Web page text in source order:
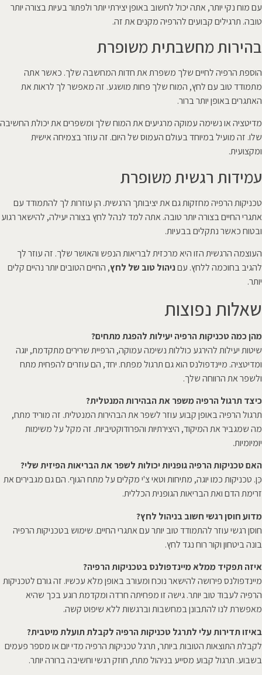
עם מוח נקי יותר, אתה יכול לחשוב באופן יצירתי יותר ולפתור בעיות בצורה יותר
טובה. תרגילים קבועים להרפיה מקנים את זה.
בהירות מחשבתית משופרת
הוספת הרפיה לחיים שלך משפרת את חדות המחשבה שלך. כאשר אתה
מתמודד טוב עם לחץ, המוח שלך פחות מושגע. זה מאפשר לך לראות את
האתגרים באופן יותר ברור.
מדיטציה או נשימה עמוקה מרגיעים את המוח שלך ומשפרים את יכולת החשיבה
שלו. זה מועיל במיוחד בעולם העמוס של היום. זה עוזר בצמיחה אישית
ומקצועית.
עמידות רגשית משופרת
טכניקות הרפיה מחזקות גם את יציבותך הרגשית. הן עוזרות לך להתמודד עם
אתגרי החיים בצורה יותר טובה. אתה למד לנהל לחץ בצורה יעילה, להישאר רגוע
ובטוח כאשר נתקלים בבעיות.
העוצמה הרגשית הזו היא מרכזית לבריאות הנפש והאושר שלך. זה עוזר לך
להגיב בחוכמה ללחץ. עםניהול טוב של לחץ, החיים הטובים יותר נהיים קלים
יותר.
שאלות נפוצות
מהן כמה טכניקות הרפיה יעילות להפגת מתחים?
שיטות יעילות להירגע כוללות נשימה עמוקה, הרפיית שרירים מתקדמת, יוגה
ומדיטציה. מיינדפולנס הוא גם תרגול מפתח. יחד, הם עוזרים להפחית מתח
ולשפר את הרווחה שלך.
כיצד תרגול הרפיה משפר את הבהירות המנטלית?
תרגול הרפיה באופן קבוע עוזר לשפר את הבהירות המנטלית. זה מוריד מתח,
מה שמגביר את המיקוד, היצירתיות והפרודוקטיביות. זה מקל על משימות
יומיומיות.
האם טכניקות הרפיה גופניות יכולות לשפר את הבריאות הפיזית שלי?
כֵּן. טכניקות כמו יוגה, מתיחות וטאי צ'י מקלים על מתח הגוף. הם גם מגבירים את
זרימת הדם ואת הבריאות הגופנית הכללית.
מדוע חוסן רגשי חשוב בניהול לחץ?
חוסן רגשי עוזר להתמודד טוב יותר עם אתגרי החיים. שימוש בטכניקות הרפיה
בונה ביטחון וקור רוח נגד לחץ.
איזה תפקיד ממלא מיינדפולנס בטכניקות הרפיה?
מיינדפולנס פירושה להישאר נוכח ומעורב באופן מלא עכשיו. זה גורם לטכניקות
הרפיה לעבוד טוב יותר. גישה זו מפחיתה חרדה ומקדמת רוגע בכך שהיא
מאפשרת לנו להתבונן במחשבות וברגשות ללא שיפוט קשה.
באיזו תדירות עלי לתרגל טכניקות הרפיה לקבלת תועלת מיטבית?
לקבלת התוצאות הטובות ביותר, תרגל טכניקות הרפיה מדי יום או מספר פעמים
בשבוע. תרגול קבוע מסייע בניהול מתח, חוזק רגשי וחשיבה ברורה יותר.